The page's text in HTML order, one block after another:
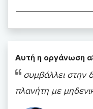
Αυτή η οργάνωση
συμβάλλει στην
πλανήτη με